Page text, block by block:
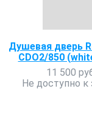
Душевая дверь
CDO2/850
11 500
Не доступно к